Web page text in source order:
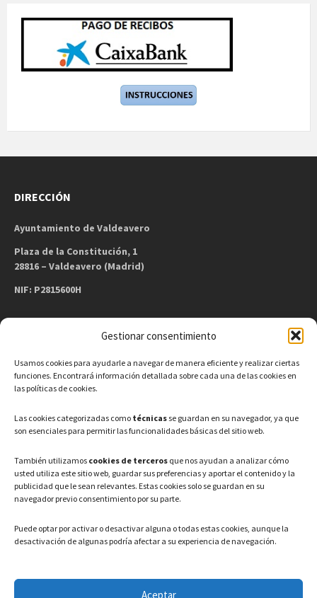
Gestionar consentimiento
Usamos cookies para ayudarle a navegar de manera eficiente y realizar ciertas
funciones. Encontrará información detallada sobre cada una de las cookies en
las políticas de cookies.
Las cookies categorizadas como técnicas se guardan en su navegador, ya que
son esenciales para permitir las funcionalidades básicas del sitio web.
También utilizamos cookies de terceros que nos ayudan a analizar cómo
usted utiliza este sitio web, guardar sus preferencias y aportar el contenido y la
publicidad que le sean relevantes. Estas cookies solo se guardan en su
navegador previo consentimiento por su parte.
Puede optar por activar o desactivar alguna o todas estas cookies, aunque la
desactivación de algunas podría afectar a su experiencia de navegación.
Aceptar
DIRECCIÓN
Ayuntamiento de Valdeavero
Plaza de la Constitución, 1
28816 – Valdeavero (Madrid)
NIF: P2815600H
Teléfono: 91 886 44 62
Correo Electrónico:
HORARIO
Lunes a Viernes: 08:00h – 15:00h
LEGAL